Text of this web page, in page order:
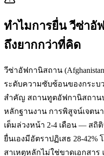
ทำไมการยื่นวีซ่าอั
ถึงยากกว่าที่คิด
วีซ่าอัฟกานิสถาน
ระดับความซับซ้อนของกระ
สำคัญ สถานทูตอัฟกานิสถานป
หลักฐานงาน การพิสูจน์เจตน
เต็มล่วงหน้า 2-4 เดือน — สถิติ
ยื่นเองมีอัตราปฏิเสธ 28-42%
สาเหตุหลักไม่ใช่ขาดเอกสาร